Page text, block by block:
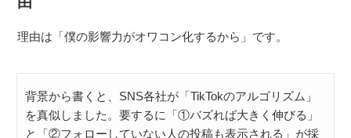
理由は「僕の影響力がオワコン化するから」です。
背景から書くと、SNS各社が「TikTokのアルゴリズム」
を真似しました。要するに「①バズれば大きく伸びる」
と「②フォローしていない人の投稿も表示される」が採